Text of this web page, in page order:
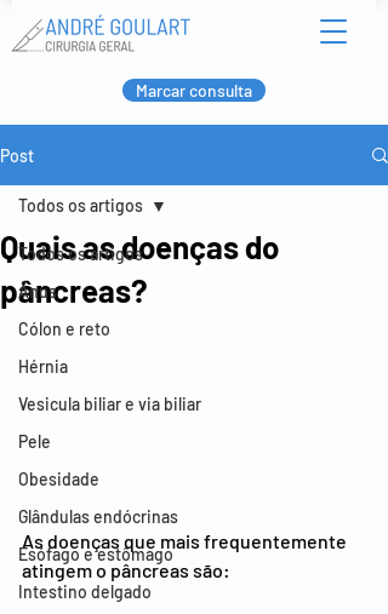
Marcar consulta
Post
Todos os artigos
Ânus
Cólon e reto
Hérnia
Vesicula biliar e via biliar
Pele
Obesidade
Glândulas endócrinas
Esófago e estômago
Intestino delgado
Todos os artigos
Quais as doenças do
pâncreas?
As doenças que mais frequentemente
atingem o pâncreas são: